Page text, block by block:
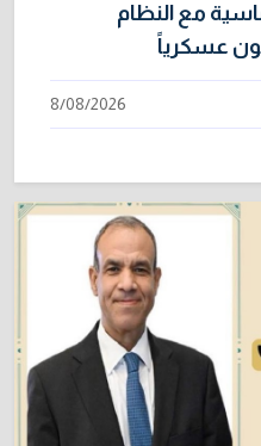
مع النظام
عسكرياً
8/08/2026